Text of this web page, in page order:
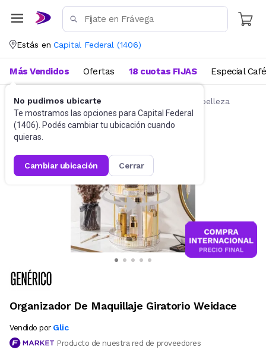
Estás en Capital Federal (1406)
No pudimos ubicarte
Te mostramos las opciones para Capital Federal
(1406). Podés cambiar tu ubicación cuando
quieras.
cambiar ubicación cerrar
Más Vendidos Ofertas 18 cuotas FIJAS Especial Café
Belleza y Cuidado Corporal Accesorios de belleza
Organizador De Maquillaje Giratorio Weidace
Vendido por Glic
Producto de nuestra red de proveedores